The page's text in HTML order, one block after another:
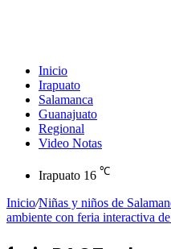
Inicio
Irapuato
Salamanca
Guanajuato
Regional
Video Notas
Irapuato 16 ℃
Inicio/Niñas y niños de
ambiente con feria interactiva